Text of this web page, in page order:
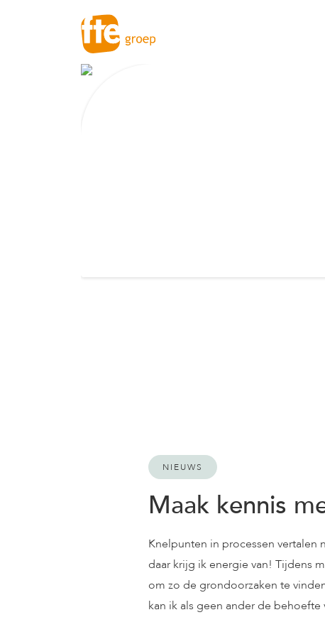
NIEUWS
Maak kennis
Knelpunten in processen vertalen
daar krijg ik energie van! Tijdens
om zo de grondoorzaken te
kan ik als geen ander de